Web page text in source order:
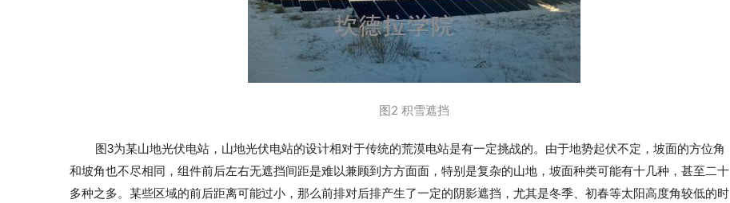
图2 积雪遮挡
图3为某山地光伏电站，山地光伏电站的设计相对于传统的荒漠电站是有一定挑战的。由于地势起伏不定，坡面的方位角
和坡角也不尽相同，组件前后左右无遮挡间距是难以兼顾到方方面面，特别是复杂的山地，坡面种类可能有十几种，甚至二十
多种之多。某些区域的前后距离可能过小，那么前排对后排产生了一定的阴影遮挡，尤其是冬季、初春等太阳高度角较低的时